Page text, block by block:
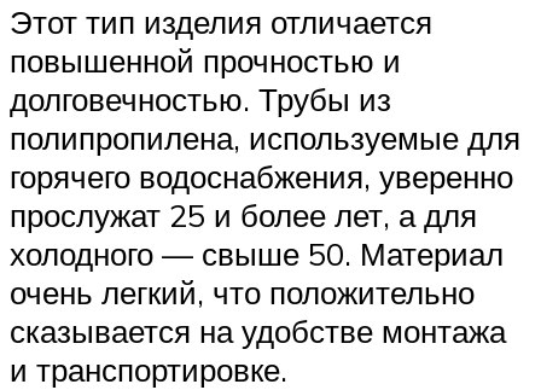
Этот тип изделия отличается
повышенной прочностью и
долговечностью. Трубы из
полипропилена, используемые для
горячего водоснабжения, уверенно
прослужат 25 и более лет, а для
холодного — свыше 50. Материал
очень легкий, что положительно
сказывается на удобстве монтажа
и транспортировке.